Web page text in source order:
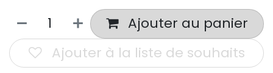
Ajouter au panier
Ajouter à la liste de souhaits